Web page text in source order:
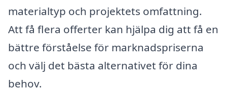
materialtyp och projektets omfattning.
Att få flera offerter kan hjälpa dig att få en
bättre förståelse för marknadspriserna
och välj det bästa alternativet för dina
behov.